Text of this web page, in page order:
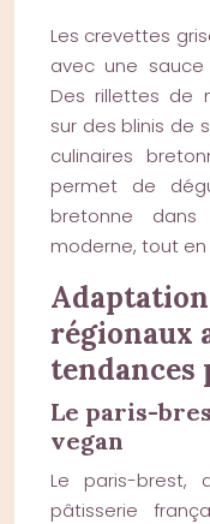
Les crevettes
avec une
Des rillettes de
sur des blinis de
culinaires
permet de
bretonne
moderne, tout
régionaux
tendances
Le paris-
vegan
Le paris-brest,
pâtisserie